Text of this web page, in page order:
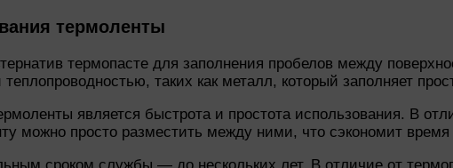
термоленты
термопасте для заполнения пробелов между
таких как металл, который заполняет
является быстрота и простота использования. В
можно просто разместить между ними, что сэкономит время
сроком службы — до нескольких лет. В отличие от